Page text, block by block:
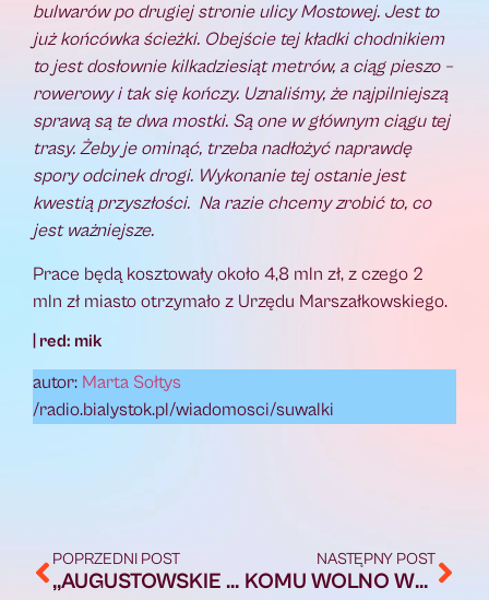
bulwarów po drugiej stronie ulicy Mostowej. Jest to
już końcówka ścieżki. Obejście tej kładki chodnikiem
to jest dosłownie kilkadziesiąt metrów, a ciąg pieszo –
rowerowy i tak się kończy. Uznaliśmy, że najpilniejszą
sprawą są te dwa mostki. Są one w głównym ciągu tej
trasy. Żeby je ominąć, trzeba nadłożyć naprawdę
spory odcinek drogi. Wykonanie tej ostanie jest
kwestią przyszłości. Na razie chcemy zrobić to, co
jest ważniejsze.
Prace będą kosztowały około 4,8 mln zł, z czego 2
mln zł miasto otrzymało z Urzędu Marszałkowskiego.
| red: mik
autor: Marta Sołtys
/radio.bialystok.pl/wiadomosci/suwalki
POPRZEDNI POST
,,AUGUSTOWSKIE OGRODY I BALKONY PRZYJAZNE PSZCZOŁOM’’. ZNAMY WYNIKI KONKURSU [FOTO]
NASTĘPNY POST
KOMU WOLNO WYCINAĆ DRZEWA W AUGUSTOWIE? PYTA O TO RADNY OPOZYCJI